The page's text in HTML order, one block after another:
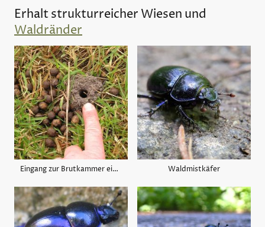
Erhalt strukturreicher Wiesen und
Waldränder
Eingang zur Brutkammer eines Stierkäfers Waldmistkäfer